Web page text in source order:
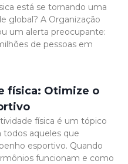
está se tornando uma
global? A Organização
um alerta preocupante:
de pessoas em
física: Otimize o
física é um tópico
aqueles que
esportivo. Quando
funcionam e como